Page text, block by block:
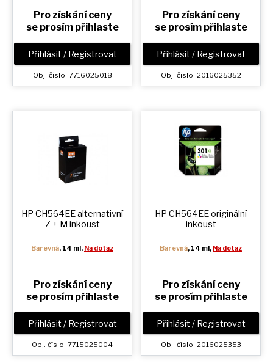
Pro získání ceny
se prosím přihlaste
Přihlásit / Registrovat
Obj. číslo: 7716025018
Pro získání ceny
se prosím přihlaste
Přihlásit / Registrovat
Obj. číslo: 2016025352
HP CH564EE alternativní
Z + M inkoust
Barevná, 14 ml, Na dotaz
Pro získání ceny
se prosím přihlaste
Přihlásit / Registrovat
Obj. číslo: 7715025004
HP CH564EE originální
inkoust
Barevná, 14 ml, Na dotaz
Pro získání ceny
se prosím přihlaste
Přihlásit / Registrovat
Obj. číslo: 2016025353